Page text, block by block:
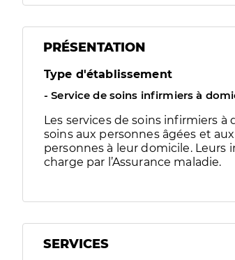
PRÉSENTATION
Type d'établissement
- Service de soins infirmiers à
Les services de soins infirmiers
soins aux personnes âgées et
personnes à leur domicile.
charge par l’Assurance maladie.
SERVICES